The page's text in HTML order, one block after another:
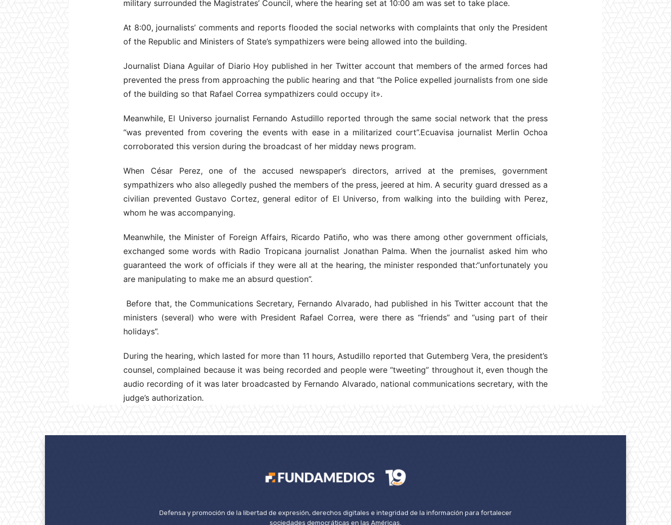
military surrounded the Magistrates’ Council, where the hearing set at 10:00 am was set to take place.
At 8:00, journalists’ comments and reports flooded the social networks with complaints that only the President
of the Republic and Ministers of State’s sympathizers were being allowed into the building.
Journalist Diana Aguilar of Diario Hoy published in her Twitter account that members of the armed forces had
prevented the press from approaching the public hearing and that “the Police expelled journalists from one side
of the building so that Rafael Correa sympathizers could occupy it».
Meanwhile, El Universo journalist Fernando Astudillo reported through the same social network that the press
“was prevented from covering the events with ease in a militarized court”.Ecuavisa journalist Merlin Ochoa
corroborated this version during the broadcast of her midday news program.
When César Perez, one of the accused newspaper’s directors, arrived at the premises, government
sympathizers who also allegedly pushed the members of the press, jeered at him. A security guard dressed as a
civilian prevented Gustavo Cortez, general editor of El Universo, from walking into the building with Perez,
whom he was accompanying.
Meanwhile, the Minister of Foreign Affairs, Ricardo Patiño, who was there among other government officials,
exchanged some words with Radio Tropicana journalist Jonathan Palma. When the journalist asked him who
guaranteed the work of officials if they were all at the hearing, the minister responded that:“unfortunately you
are manipulating to make me an absurd question”.
Before that, the Communications Secretary, Fernando Alvarado, had published in his Twitter account that the
ministers (several) who were with President Rafael Correa, were there as “friends” and “using part of their
holidays”.
During the hearing, which lasted for more than 11 hours, Astudillo reported that Gutemberg Vera, the president’s
counsel, complained because it was being recorded and people were “tweeting” throughout it, even though the
audio recording of it was later broadcasted by Fernando Alvarado, national communications secretary, with the
judge’s authorization.
Defensa y promoción de la libertad de expresión, derechos digitales e integridad de la información para fortalecer
sociedades democráticas en las Américas.